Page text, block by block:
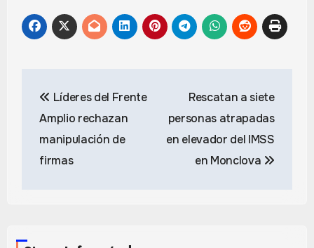
de
entradas
Líderes del Frente
Amplio rechazan
manipulación de
firmas
Rescatan a siete
personas atrapadas
en elevador del IMSS
en Monclova